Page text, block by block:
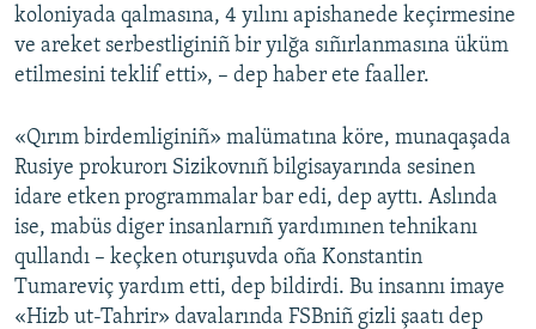
koloniyada qalmasına, 4 yılını apishanede keçirmesine
ve areket serbestliginiñ bir yılğa sıñırlanmasına üküm
etilmesini teklif etti», – dep haber ete faaller.
«Qırım birdemliginiñ» malümatına köre, munaqaşada
Rusiye prokurorı Sizikovnıñ bilgisayarında sesinen
idare etken programmalar bar edi, dep ayttı. Aslında
ise, mabüs diger insanlarnıñ yardımınen tehnikanı
qullandı – keçken oturışuvda oña Konstantin
Tumareviç yardım etti, dep bildirdi. Bu insannı imaye
«Hizb ut-Tahrir» davalarında FSBniñ gizli şaatı dep